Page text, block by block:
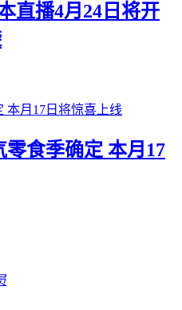
直播4月24日将开
零食季确定 本月17